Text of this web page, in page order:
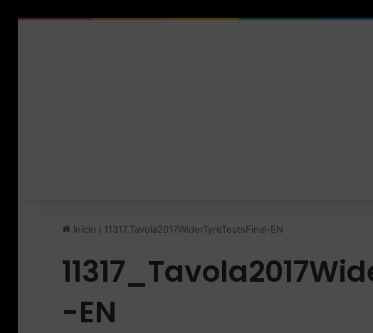
Início / 11317_Tavola2017WiderTyreTestsFinal-EN
-EN